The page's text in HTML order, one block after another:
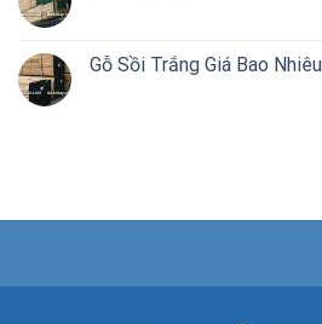
Gỗ Sồi Trắng Giá Bao